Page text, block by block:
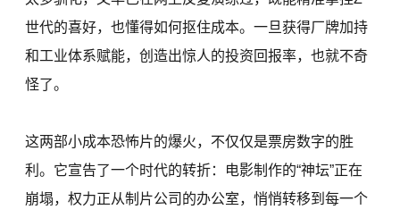
世代的喜好，也懂得如何抠住成本。一旦获得厂牌加持
和工业体系赋能，创造出惊人的投资回报率，也就不奇
怪了。
这两部小成本恐怖片的爆火，不仅仅是票房数字的胜
利。它宣告了一个时代的转折：电影制作的“神坛”正在
崩塌，权力正从制片公司的办公室，悄悄转移到每一个